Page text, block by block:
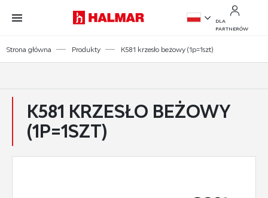
Przejdź do treści.
Przejdź do menu.
Przejdź do wyszukiwarki.
EN
DLA
PARTNERÓW
Strona główna Produkty K581 krzesło beżowy (1p=1szt)
K581 KRZESŁO BEŻOWY
(1P=1SZT)